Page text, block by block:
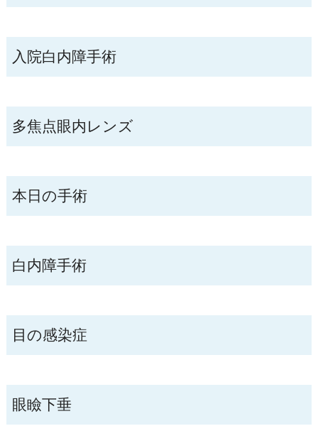
入院白内障手術
多焦点眼内レンズ
本日の手術
白内障手術
目の感染症
眼瞼下垂